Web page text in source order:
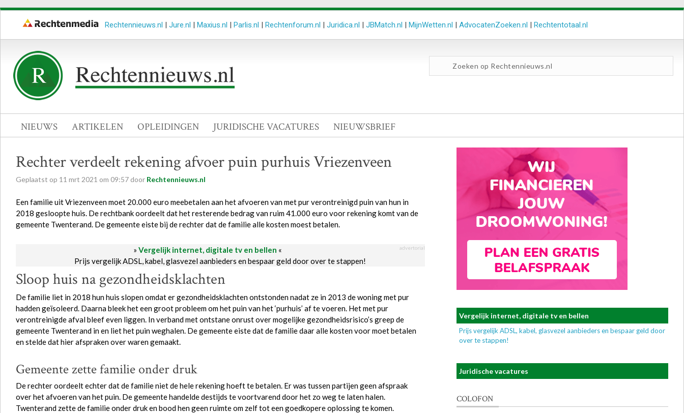
Rechtennieuws.nl | Jure.nl | Maxius.nl | Parlis.nl | Rechtenforum.nl | Juridica.nl | JBMatch.nl | MijnWetten.nl | AdvocatenZoeken.nl | Rechtentotaal.nl
NIEUWS ARTIKELEN OPLEIDINGEN JURIDISCHE VACATURES NIEUWSBRIEF
Rechter verdeelt rekening afvoer puin purhuis Vriezenveen
Geplaatst op 11 mrt 2021 om 09:57 door Rechtennieuws.nl
Een familie uit Vriezenveen moet 20.000 euro meebetalen aan het afvoeren van met pur verontreinigd puin van hun in
2018 gesloopte huis. De rechtbank oordeelt dat het resterende bedrag van ruim 41.000 euro voor rekening komt van de
gemeente Twenterand. De gemeente eiste bij de rechter dat de familie alle kosten moest betalen.
» Vergelijk internet, digitale tv en bellen « advertorial
Prijs vergelijk ADSL, kabel, glasvezel aanbieders en bespaar geld door over te stappen!
Sloop huis na gezondheidsklachten
De familie liet in 2018 hun huis slopen omdat er gezondheidsklachten ontstonden nadat ze in 2013 de woning met pur
hadden geïsoleerd. Daarna bleek het een groot probleem om het puin van het ‘purhuis’ af te voeren. Het met pur
verontreinigde afval bleef even liggen. In verband met ontstane onrust over mogelijke gezondheidsrisico’s greep de
gemeente Twenterand in en liet het puin weghalen. De gemeente eiste dat de familie daar alle kosten voor moet betalen
en stelde dat hier afspraken over waren gemaakt.
Gemeente zette familie onder druk
De rechter oordeelt echter dat de familie niet de hele rekening hoeft te betalen. Er was tussen partijen geen afspraak
over het afvoeren van het puin. De gemeente handelde destijds te voortvarend door het zo weg te laten halen.
Twenterand zette de familie onder druk en bood hen geen ruimte om zelf tot een goedkopere oplossing te komen.
Vergelijk internet, digitale tv en bellen
Prijs vergelijk ADSL, kabel, glasvezel aanbieders en bespaar geld door
over te stappen!
Juridische vacatures
COLOFON